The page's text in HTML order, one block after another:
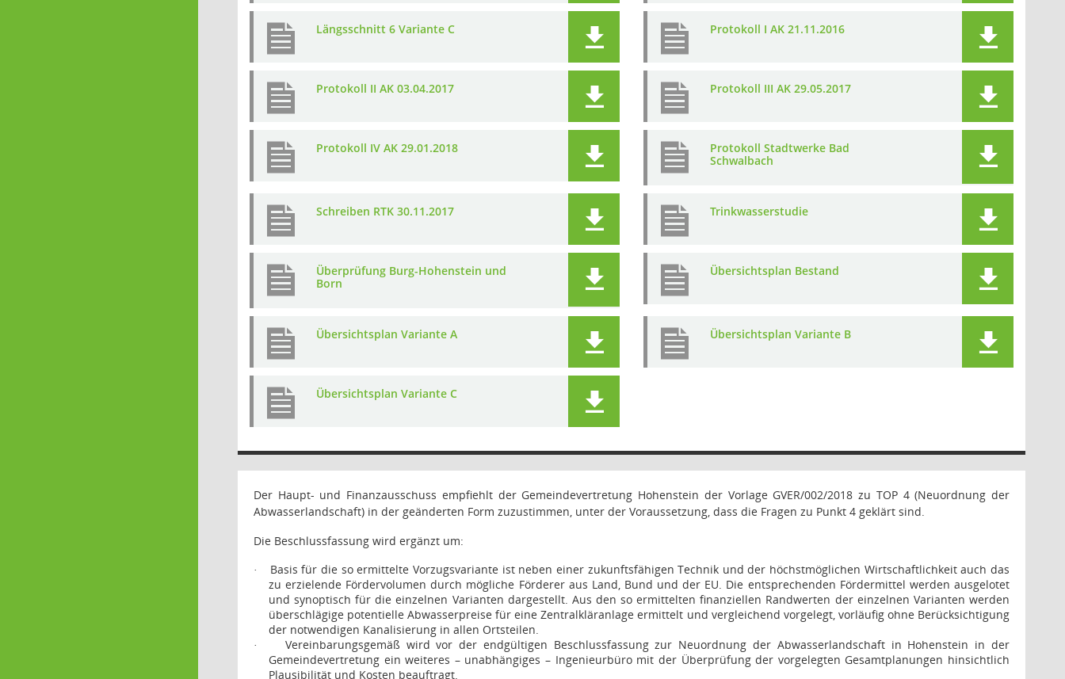
Längsschnitt 6 Variante C Protokoll I AK 21.11.2016
Protokoll II AK 03.04.2017 Protokoll III AK 29.05.2017
Protokoll IV AK 29.01.2018
Protokoll Stadtwerke Bad
Schwalbach
Schreiben RTK 30.11.2017 Trinkwasserstudie
Überprüfung Burg-Hohenstein und
Born
Übersichtsplan Bestand
Übersichtsplan Variante A Übersichtsplan Variante B
Übersichtsplan Variante C
Der Haupt- und Finanzausschuss empfiehlt der Gemeindevertretung Hohenstein der Vorlage GVER/002/2018 zu TOP 4 (Neuordnung der
Abwasserlandschaft) in der geänderten Form zuzustimmen, unter der Voraussetzung, dass die Fragen zu Punkt 4 geklärt sind.
Die Beschlussfassung wird ergänzt um:
·
Basis für die so ermittelte Vorzugsvariante ist neben einer zukunftsfähigen Technik und der höchstmöglichen Wirtschaftlichkeit auch das
zu erzielende Fördervolumen durch mögliche Förderer aus Land, Bund und der EU. Die entsprechenden Fördermittel werden ausgelotet
und synoptisch für die einzelnen Varianten dargestellt. Aus den so ermittelten finanziellen Randwerten der einzelnen Varianten werden
überschlägige potentielle Abwasserpreise für eine Zentralkläranlage ermittelt und vergleichend vorgelegt, vorläufig ohne Berücksichtigung
der notwendigen Kanalisierung in allen Ortsteilen.
·
Vereinbarungsgemäß wird vor der endgültigen Beschlussfassung zur Neuordnung der Abwasserlandschaft in Hohenstein in der
Gemeindevertretung ein weiteres – unabhängiges – Ingenieurbüro mit der Überprüfung der vorgelegten Gesamtplanungen hinsichtlich
Plausibilität und Kosten beauftragt.